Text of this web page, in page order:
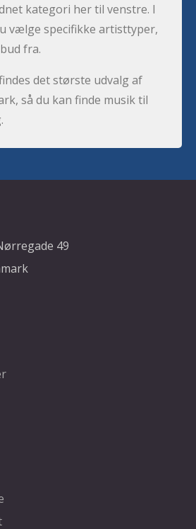
kategori her til venstre. I
vælge specifikke artisttyper,
fra.
det største udvalg af
så du kan finde musik til
49